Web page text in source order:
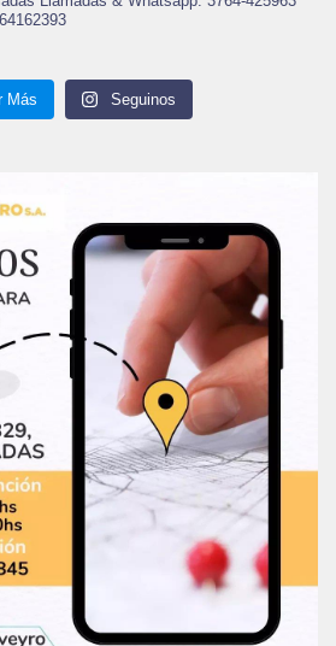
Más Seguinos